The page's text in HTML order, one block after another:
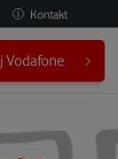
Kontakt
Vodafone